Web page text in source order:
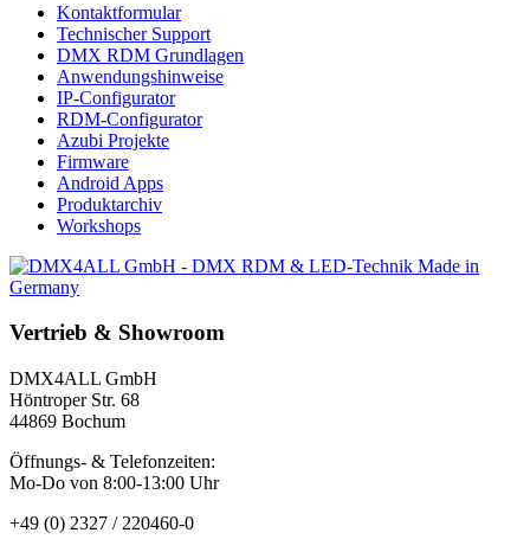
Kontaktformular
Technischer Support
DMX RDM Grundlagen
Anwendungshinweise
IP-Configurator
RDM-Configurator
Azubi Projekte
Firmware
Android Apps
Produktarchiv
Workshops
Vertrieb & Showroom
DMX4ALL GmbH
Höntroper Str. 68
44869 Bochum
Öffnungs- & Telefonzeiten:
Mo-Do von 8:00-13:00 Uhr
+49 (0) 2327 / 220460-0